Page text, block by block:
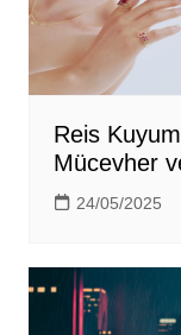
Reis
Mücevher
24/05/2025